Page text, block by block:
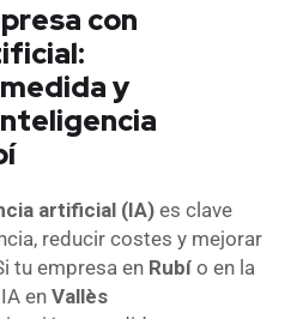
con
y
artificial (IA) es clave
reducir costes y mejorar
tu empresa en Rubí o en la
en Vallès